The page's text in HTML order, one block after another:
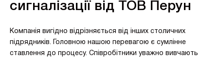
сигналізації від ТОВ Перун
Компанія вигідно відрізняється від інших столичних
підрядників. Головною нашою перевагою є сумлінне
ставлення до процесу. Співробітники уважно вивчають